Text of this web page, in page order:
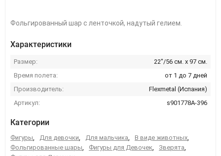
Фольгированный шар с ленточкой, надутый гелием.
Характеристики
Размер:
22"/56 см. х 97 см.
Время полета:
от 1 до 7 дней
Производитель:
Flexmetal (Испания)
Артикул:
s901778A-396
Категории
Фигуры, Для девочки, Для мальчика, В виде животных,
Фольгированные шары, Фигуры для Девочек, Зверята,